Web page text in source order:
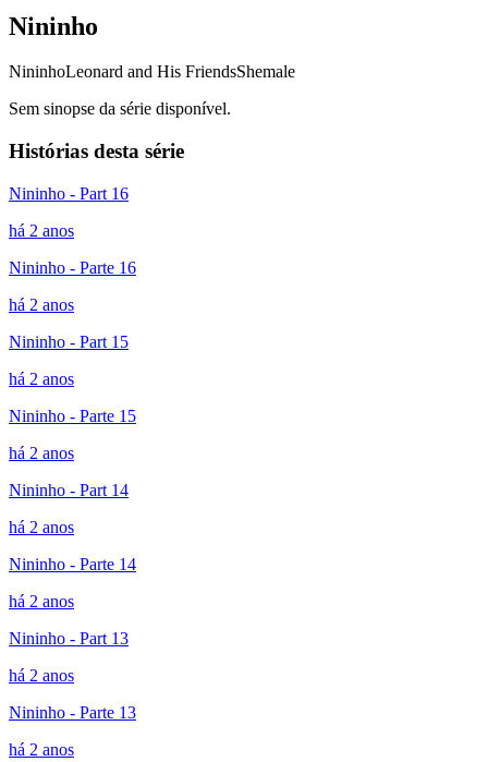
Nininho
NininhoLeonard and His FriendsShemale
Sem sinopse da série disponível.
Histórias desta série
Nininho - Part 16
há 2 anos
Nininho - Parte 16
há 2 anos
Nininho - Part 15
há 2 anos
Nininho - Parte 15
há 2 anos
Nininho - Part 14
há 2 anos
Nininho - Parte 14
há 2 anos
Nininho - Part 13
há 2 anos
Nininho - Parte 13
há 2 anos